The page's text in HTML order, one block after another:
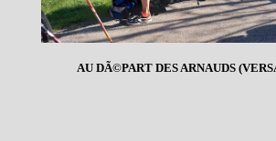
AU DÃ©PART DES ARNAUDS